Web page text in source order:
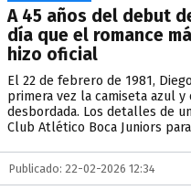
A 45 años del debut
día que el romance
hizo oficial
El 22 de febrero de 1981,
primera vez la camiseta azul
desbordada. Los detalles de
Club Atlético Boca Juniors
Publicado: 22-02-2026 12:34